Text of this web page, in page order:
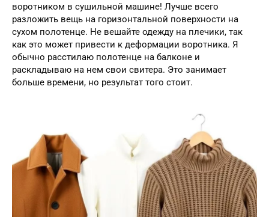
воротником в сушильной машине! Лучше всего
разложить вещь на горизонтальной поверхности на
сухом полотенце. Не вешайте одежду на плечики, так
как это может привести к деформации воротника. Я
обычно расстилаю полотенце на балконе и
раскладываю на нем свои свитера. Это занимает
больше времени, но результат того стоит.